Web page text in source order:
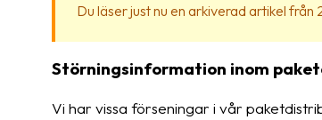
Du läser just nu en arkiverad artikel
Störningsinformation inom
Vi har vissa förseningar i vår